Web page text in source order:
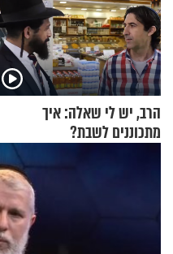
הרב, יש לי שאלה: איך
מתכוננים לשבת?